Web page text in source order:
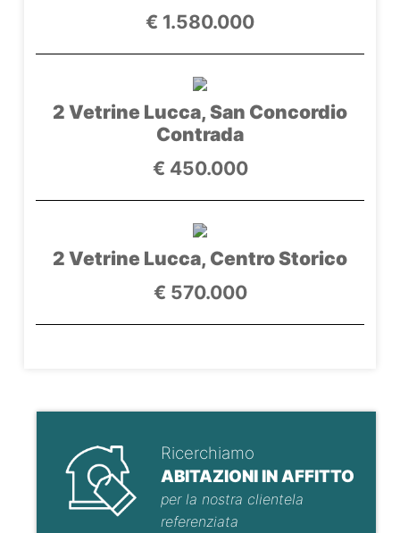
€ 1.580.000
2 Vetrine Lucca, San Concordio
Contrada
€ 450.000
2 Vetrine Lucca, Centro Storico
€ 570.000
Ricerchiamo
ABITAZIONI IN AFFITTO
per la nostra clientela
referenziata